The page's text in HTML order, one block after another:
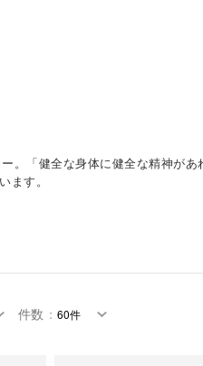
。「健全な身体に健全な精神が
ます。
件数 ：